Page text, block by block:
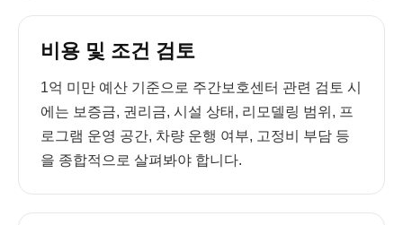
비용 및 조건 검토
1억 미만 예산 기준으로 주간보호센터 관련 검토 시
에는 보증금, 권리금, 시설 상태, 리모델링 범위, 프
로그램 운영 공간, 차량 운행 여부, 고정비 부담 등
을 종합적으로 살펴봐야 합니다.